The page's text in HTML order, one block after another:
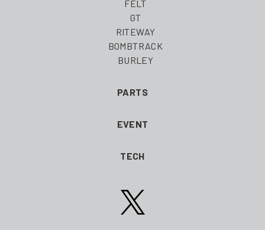
FELT
GT
RITEWAY
BOMBTRACK
BURLEY
PARTS
EVENT
TECH